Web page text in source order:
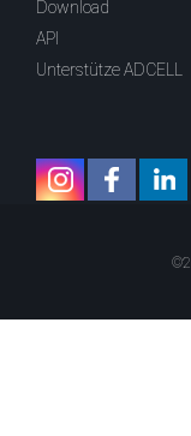
Download
API
Unterstütze ADCELL